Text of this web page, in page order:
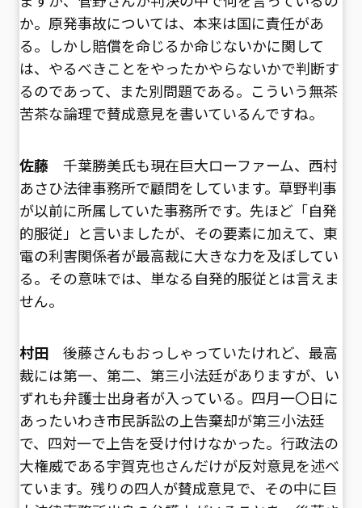
か。原発事故については、本来は国に責任があ
る。しかし賠償を命じるか命じないかに関して
は、やるべきことをやったかやらないかで判断す
るのであって、また別問題である。こういう無茶
苦茶な論理で賛成意見を書いているんですね。
佐藤千葉勝美氏も現在巨大ローファーム、西村
あさひ法律事務所で顧問をしています。草野判事
が以前に所属していた事務所です。先ほど「自発
的服従」と言いましたが、その要素に加えて、東
電の利害関係者が最高裁に大きな力を及ぼしてい
る。その意味では、単なる自発的服従とは言えま
せん。
村田後藤さんもおっしゃっていたけれど、最高
裁には第一、第二、第三小法廷がありますが、い
ずれも弁護士出身者が入っている。四月一〇日に
あったいわき市民訴訟の上告棄却が第三小法廷
で、四対一で上告を受け付けなかった。行政法の
大権威である宇賀克也さんだけが反対意見を述べ
ています。残りの四人が賛成意見で、その中に巨